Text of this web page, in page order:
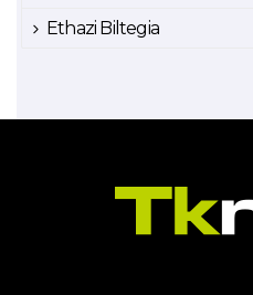
Ethazi Biltegia